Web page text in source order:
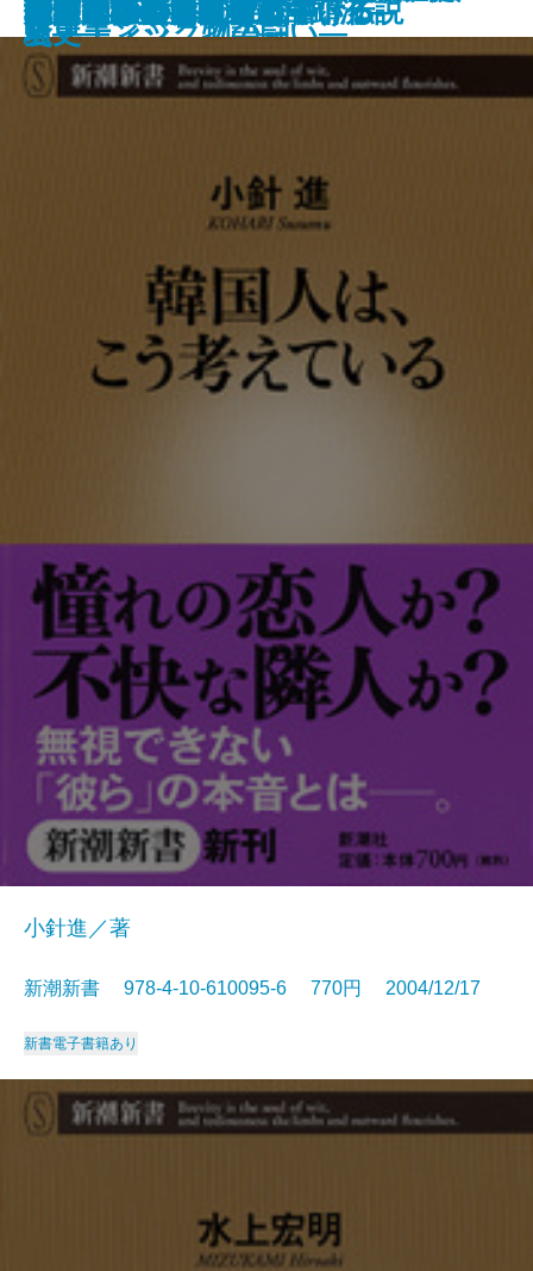
夢と欲望のコスメ戦争
ン・エンジニアの闘い―
司法のしゃべりすぎ
薩摩の秘剣―野太刀自顕流―
ビオティック物語―
木に学ぶ
世間のウソ
大切なことは60字で書ける
男―
できる人の書斎術
韓国人は、こう考えている
小針進／著
新潮新書 978-4-10-610095-6 770円 2004/12/17
新書電子書籍あり
金貸しの日本史
仁義なき英国タブロイド伝説
戦国武将の養生訓
嫉妬の世界史
松下政経塾とは何か
史―
由布院の小さな奇跡
騒史―
テレビの嘘を見破る